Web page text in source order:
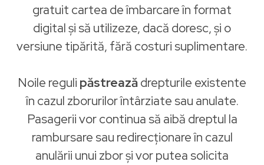
gratuit cartea de îmbarcare în format
digital și să utilizeze, dacă doresc, și o
versiune tipărită, fără costuri suplimentare.
Noile reguli păstreazădrepturile existente
în cazul zborurilor întârziate sau anulate.
Pasagerii vor continua să aibă dreptul la
rambursare sau redirecționare în cazul
anulării unui zbor și vor putea solicita